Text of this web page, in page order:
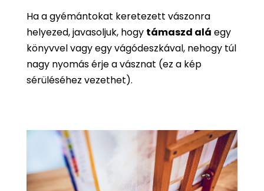
Ha a gyémántokat keretezett vászonra
helyezed, javasoljuk, hogy támaszd alá egy
könyvvel vagy egy vágódeszkával, nehogy túl
nagy nyomás érje a vásznat (ez a kép
sérüléséhez vezethet).